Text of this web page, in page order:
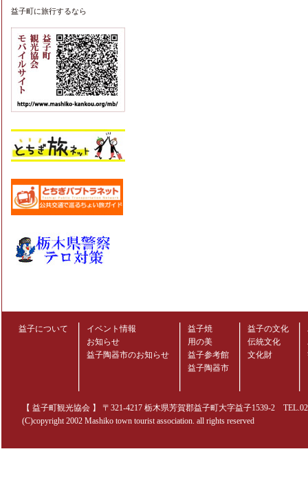
益子町 に旅行するなら
益子について
イベント情報
お知らせ
益子陶器市のお知らせ
益子焼
用の美
益子参考館
益子陶器市
益子の文化
伝統文化
文化財
【 益子町観光協会 】 〒321-4217 栃木県芳賀郡益子町大字益子1539-2
(C)copyright 2002 Mashiko town tourist association. all rights reserved